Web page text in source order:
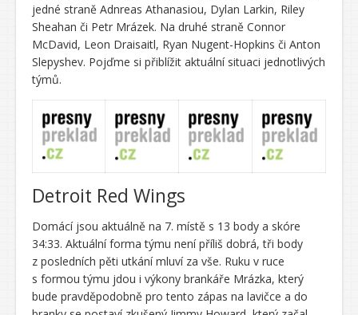
jedné straně Adnreas Athanasiou, Dylan Larkin, Riley
Sheahan či Petr Mrázek. Na druhé straně Connor
McDavid, Leon Draisaitl, Ryan Nugent-Hopkins či Anton
Slepyshev. Pojďme si přiblížit aktuální situaci jednotlivých
týmů.
Detroit Red Wings
Domácí jsou aktuálně na 7. místě s 13 body a skóre
34:33. Aktuální forma týmu není příliš dobrá, tři body
z posledních pěti utkání mluví za vše. Ruku v ruce
s formou týmu jdou i výkony brankáře Mrázka, který
bude pravděpodobně pro tento zápas na lavičce a do